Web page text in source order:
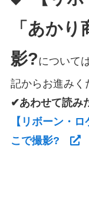
「あか
影?について
記からお進みく
✔あわせて読み
【リボーン・
こで撮影?